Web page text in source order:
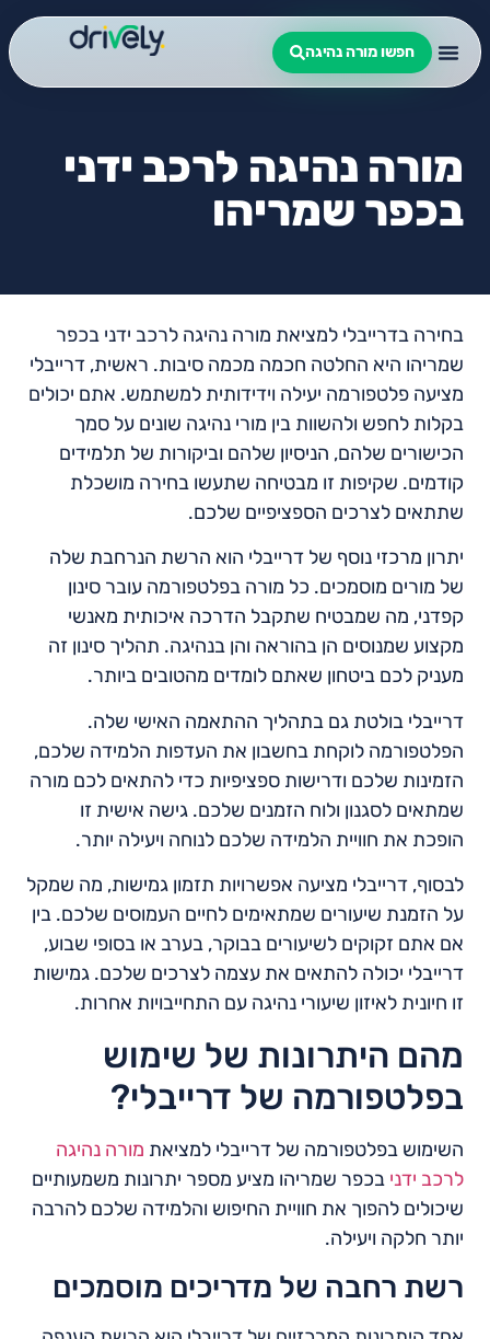
חפשו מורה נהיגה
מורה נהיגה לרכב ידני
בכפר שמריהו
בחירה בדרייבלי למציאת מורה נהיגה לרכב ידני בכפר
שמריהו היא החלטה חכמה מכמה סיבות. ראשית, דרייבלי
מציעה פלטפורמה יעילה וידידותית למשתמש. אתם יכולים
בקלות לחפש ולהשוות בין מורי נהיגה שונים על סמך
הכישורים שלהם, הניסיון שלהם וביקורות של תלמידים
קודמים. שקיפות זו מבטיחה שתעשו בחירה מושכלת
שתתאים לצרכים הספציפיים שלכם.
יתרון מרכזי נוסף של דרייבלי הוא הרשת הנרחבת שלה
של מורים מוסמכים. כל מורה בפלטפורמה עובר סינון
קפדני, מה שמבטיח שתקבל הדרכה איכותית מאנשי
מקצוע שמנוסים הן בהוראה והן בנהיגה. תהליך סינון זה
מעניק לכם ביטחון שאתם לומדים מהטובים ביותר.
דרייבלי בולטת גם בתהליך ההתאמה האישי שלה.
הפלטפורמה לוקחת בחשבון את העדפות הלמידה שלכם,
הזמינות שלכם ודרישות ספציפיות כדי להתאים לכם מורה
שמתאים לסגנון ולוח הזמנים שלכם. גישה אישית זו
הופכת את חוויית הלמידה שלכם לנוחה ויעילה יותר.
לבסוף, דרייבלי מציעה אפשרויות תזמון גמישות, מה שמקל
על הזמנת שיעורים שמתאימים לחיים העמוסים שלכם. בין
אם אתם זקוקים לשיעורים בבוקר, בערב או בסופי שבוע,
דרייבלי יכולה להתאים את עצמה לצרכים שלכם. גמישות
זו חיונית לאיזון שיעורי נהיגה עם התחייבויות אחרות.
מהם היתרונות של שימוש
בפלטפורמה של דרייבלי?
השימוש בפלטפורמה של דרייבלי למציאת מורה נהיגה
לרכב ידני בכפר שמריהו מציע מספר יתרונות משמעותיים
שיכולים להפוך את חוויית החיפוש והלמידה שלכם להרבה
יותר חלקה ויעילה.
רשת רחבה של מדריכים מוסמכים